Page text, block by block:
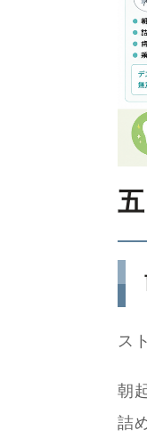
ス
朝
詰